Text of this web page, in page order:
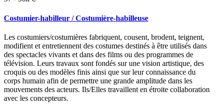
Costumier-habilleur / Costumière-habilleuse
Les costumiers/costumières fabriquent, cousent, brodent, teignent,
modifient et entretiennent des costumes destinés à être utilisés dans
des spectacles vivants et dans des films ou des programmes de
télévision. Leurs travaux sont fondés sur une vision artistique, des
croquis ou des modèles finis ainsi que sur leur connaissance du
corps humain afin de permettre une grande amplitude dans les
mouvements des acteurs. Ils/Elles travaillent en étroite collaboration
avec les concepteurs.